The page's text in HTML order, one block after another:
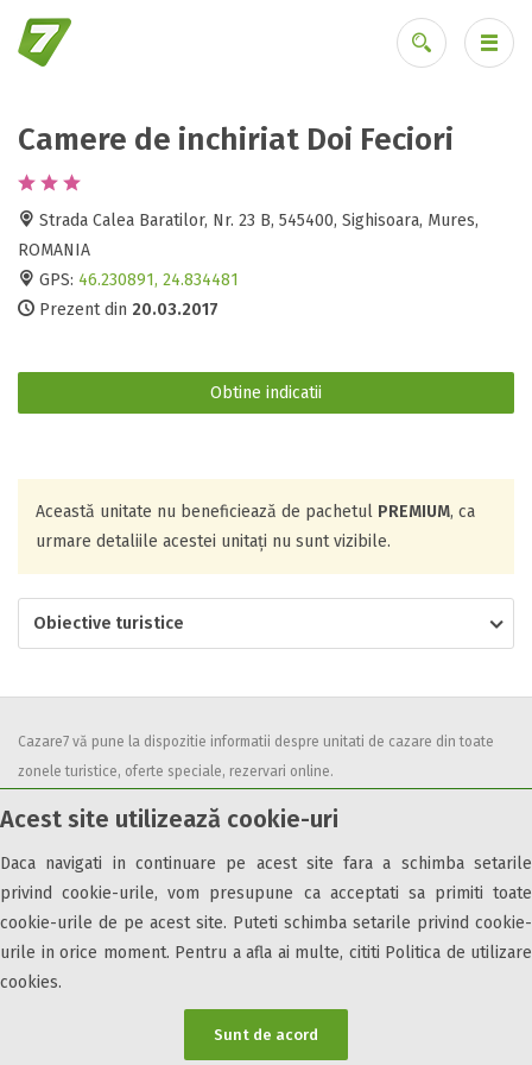
Acest site utilizează cookie-uri
Daca navigati in continuare pe acest site fara a schimba setarile
privind cookie-urile, vom presupune ca acceptati sa primiti toate
cookie-urile de pe acest site. Puteti schimba setarile privind cookie-
urile in orice moment. Pentru a afla ai multe, cititi Politica de utilizare
cookies.
Sunt de acord
Ai uitat parola?
Camere de inchiriat Doi Feciori
Strada Calea Baratilor, Nr. 23 B, 545400, Sighisoara, Mures,
ROMANIA
GPS: 46.230891, 24.834481
Prezent din 20.03.2017
Obtine indicatii
Această unitate nu beneficiează de pachetul PREMIUM, ca
urmare detaliile acestei unitați nu sunt vizibile.
Obiective turistice
Cazare7 vă pune la dispozitie informatii despre unitati de cazare din toate
zonele turistice, oferte speciale, rezervari online.
condițiile de utilizare.
Informații utile Parteneri Cazare7